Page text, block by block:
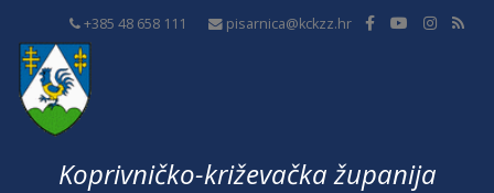
+385 48 658 111 pisarnica@kckzz.hr
Koprivničko-križevačka županija